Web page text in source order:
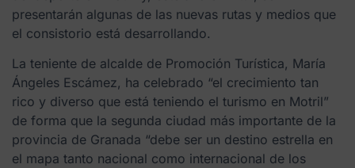
presentarán algunas de las nuevas rutas y medios que
el consistorio está desarrollando.
La teniente de alcalde de Promoción Turística, María
Ángeles Escámez, ha celebrado “el crecimiento tan
rico y diverso que está teniendo el turismo en Motril”
de forma que la segunda ciudad más importante de la
provincia de Granada “debe ser un destino estrella en
el mapa tanto nacional como internacional de los